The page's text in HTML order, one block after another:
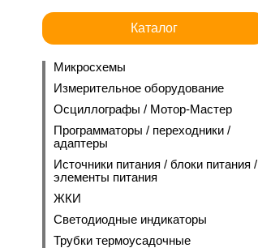
Каталог
Микросхемы
Измерительное оборудование
Осциллографы / Мотор-Мастер
Программаторы / переходники /
адаптеры
Источники питания / блоки питания /
элементы питания
ЖКИ
Светодиодные индикаторы
Трубки термоусадочные